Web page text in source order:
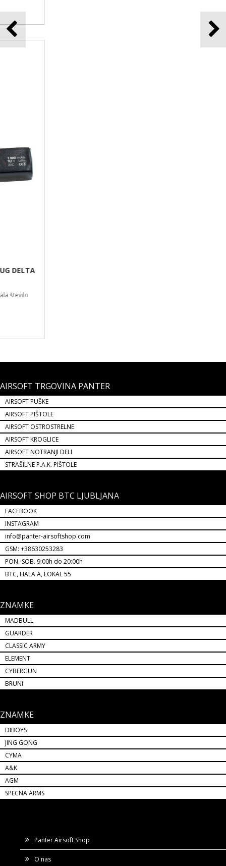
AIRSOFT TRGOVINA PANTER
AIRSOFT PUŠKE
AIRSOFT PIŠTOLE
AIRSOFT OSTROSTRELNE
AIRSOFT KROGLICE
AIRSOFT NOTRANJI DELI
STRAŠILNE P.A.K. PIŠTOLE
AIRSOFT SHOP BTC LJUBLJANA
FACEBOOK
INSTAGRAM
info@panter-airsoftshop.com
GSM: +38630253283
PON.-SOB. 9:00h do 20:00h
BTC, HALA A, LOKAL 55
ZNAMKE
MADBULL
GUARDER
CLASSIC ARMY
ELEMENT
CYBERGUN
BRUNI
ZNAMKE
DIBOYS
JING GONG
CYMA
A&K
AGM
SPECNA ARMS
Panter Airsoft Shop
O nas